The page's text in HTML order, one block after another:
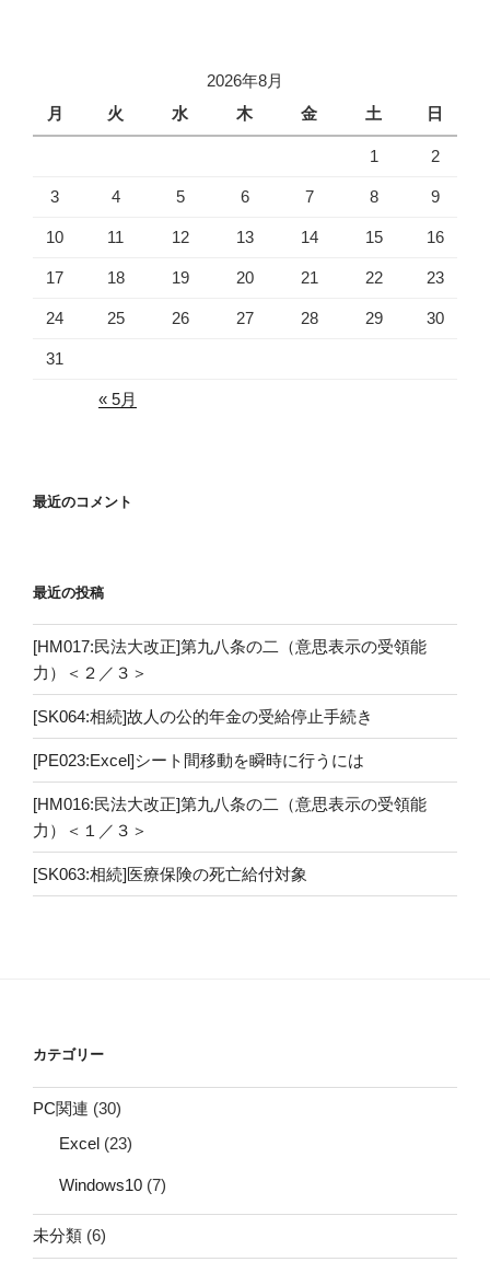
2026年8月
月
火 水 木 金 土 日
1 2
3 4 5 6 7 8 9
10 11 12 13 14 15 16
17 18 19 20 21 22 23
24 25 26 27 28 29 30
31
« 5月
最近のコメント
最近の投稿
[HM017:民法大改正]第九八条の二（意思表示の受領能
力）＜２／３＞
[SK064:相続]故人の公的年金の受給停止手続き
[PE023:Excel]シート間移動を瞬時に行うには
[HM016:民法大改正]第九八条の二（意思表示の受領能
力）＜１／３＞
[SK063:相続]医療保険の死亡給付対象
カテゴリー
PC関連 (30)
Excel (23)
Windows10 (7)
未分類 (6)